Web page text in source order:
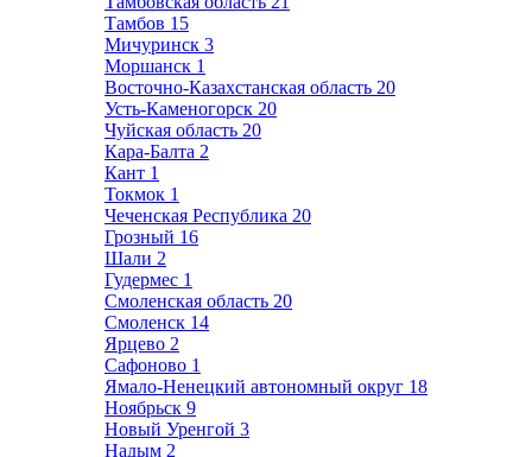
Тамбов 15
Мичуринск 3
Моршанск 1
Восточно-Казахстанская область 20
Усть-Каменогорск 20
Чуйская область 20
Кара-Балта 2
Кант 1
Токмок 1
Чеченская Республика 20
Грозный 16
Шали 2
Гудермес 1
Смоленская область 20
Смоленск 14
Ярцево 2
Сафоново 1
Ямало-Ненецкий автономный округ 18
Ноябрьск 9
Новый Уренгой 3
Надым 2